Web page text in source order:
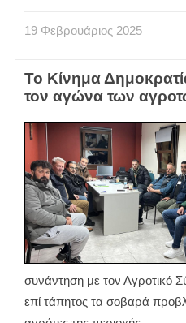
19 Φεβρουάριος 2025
Το Κίνημα
τον αγώνα των
συνάντηση με τον Αγροτικό
επί τάπητος τα σοβαρά